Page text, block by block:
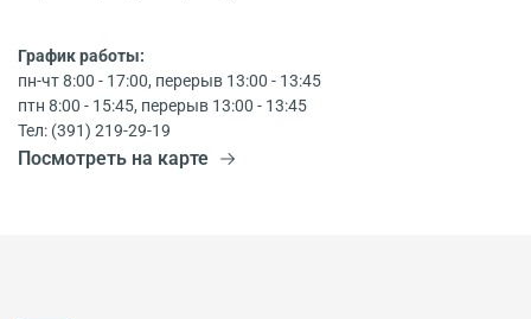
График работы:
пн-чт 8:00 - 17:00, перерыв 13:00 - 13:45
птн 8:00 - 15:45, перерыв 13:00 - 13:45
Тел: (391) 219-29-19
Посмотреть на карте